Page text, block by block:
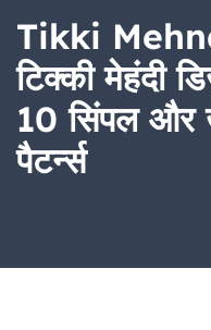
Tikki
टिक्की मेहंदी
10 सिंपल और
पैटर्न्स